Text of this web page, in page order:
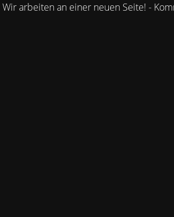
Wir arbeiten an einer neuen Seite! -